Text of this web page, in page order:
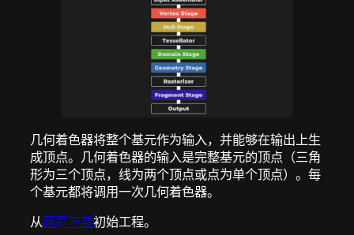
几何着色器将整个基元作为输入，并能够在输出上生
成顶点。几何着色器的输入是完整基元的顶点（三角
形为三个顶点，线为两个顶点或点为单个顶点）。每
个基元都将调用一次几何着色器。
从网页下载初始工程。